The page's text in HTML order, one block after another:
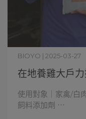
在地養雞大戶
BIOYO | 2025-03-27
使用對象｜家禽/白
飼料添加劑 ⋯